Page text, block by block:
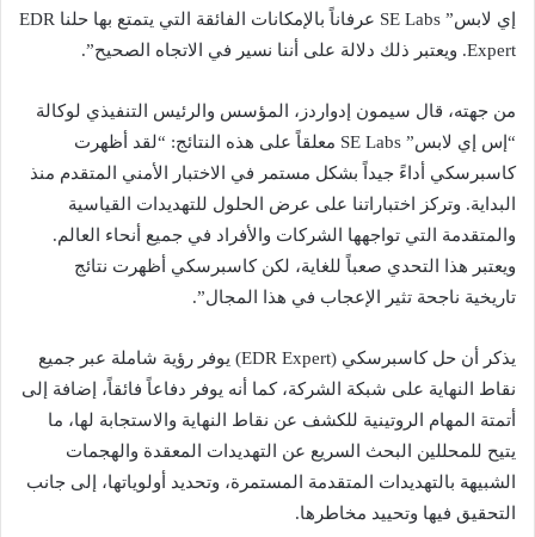
إي لابس” SE Labs عرفاناً بالإمكانات الفائقة التي يتمتع بها حلنا EDR
Expert. ويعتبر ذلك دلالة على أننا نسير في الاتجاه الصحيح”.
من جهته، قال سيمون إدواردز، المؤسس والرئيس التنفيذي لوكالة
“إس إي لابس” SE Labs معلقاً على هذه النتائج: “لقد أظهرت
كاسبرسكي أداءً جيداً بشكل مستمر في الاختبار الأمني المتقدم منذ
البداية. وتركز اختباراتنا على عرض الحلول للتهديدات القياسية
والمتقدمة التي تواجهها الشركات والأفراد في جميع أنحاء العالم.
ويعتبر هذا التحدي صعباً للغاية، لكن كاسبرسكي أظهرت نتائج
تاريخية ناجحة تثير الإعجاب في هذا المجال”.
يذكر أن حل كاسبرسكي (EDR Expert) يوفر رؤية شاملة عبر جميع
نقاط النهاية على شبكة الشركة، كما أنه يوفر دفاعاً فائقاً، إضافة إلى
أتمتة المهام الروتينية للكشف عن نقاط النهاية والاستجابة لها، ما
يتيح للمحللين البحث السريع عن التهديدات المعقدة والهجمات
الشبيهة بالتهديدات المتقدمة المستمرة، وتحديد أولوياتها، إلى جانب
التحقيق فيها وتحييد مخاطرها.